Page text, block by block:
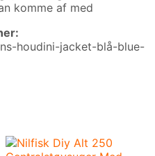
komme af med
houdini-jacket-blå-blue-